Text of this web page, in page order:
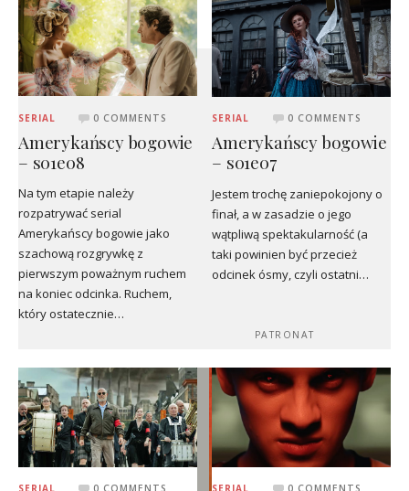
SERIAL 0 COMMENTS
Amerykańscy bogowie
– s01e08
Na tym etapie należy
rozpatrywać serial
Amerykańscy bogowie jako
szachową rozgrywkę z
pierwszym poważnym ruchem
na koniec odcinka. Ruchem,
który ostatecznie…
SERIAL 0 COMMENTS
Amerykańscy bogowie
– s01e07
Jestem trochę zaniepokojony o
finał, a w zasadzie o jego
wątpliwą spektakularność (a
taki powinien być przecież
odcinek ósmy, czyli ostatni…
SERIAL 0 COMMENTS SERIAL 0 COMMENTS
PATRONAT